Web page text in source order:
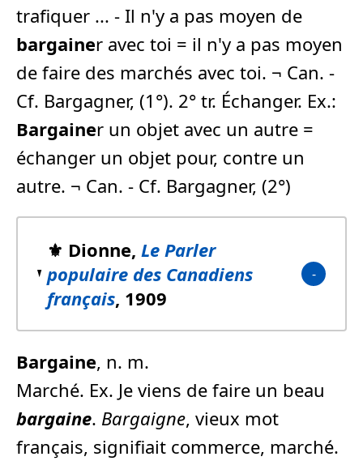
trafiquer ... - Il n'y a pas moyen de
bargainer avec toi = il n'y a pas moyen
de faire des marchés avec toi. ¬ Can. -
Cf. Bargagner, (1°). 2° tr. Échanger. Ex.:
Bargainer un objet avec un autre =
échanger un objet pour, contre un
autre. ¬ Can. - Cf. Bargagner, (2°)
⚜️ Dionne, Le Parler
populaire des Canadiens
français, 1909
Bargaine, n. m.
Marché. Ex. Je viens de faire un beau
bargaine. Bargaigne, vieux mot
français, signifiait commerce, marché.